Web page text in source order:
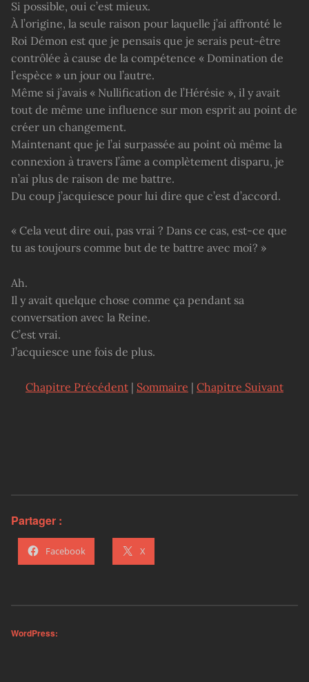
Si possible, oui c’est mieux.
À l’origine, la seule raison pour laquelle j’ai affronté le
Roi Démon est que je pensais que je serais peut-être
contrôlée à cause de la compétence « Domination de
l’espèce » un jour ou l’autre.
Même si j’avais « Nullification de l’Hérésie », il y avait
tout de même une influence sur mon esprit au point de
créer un changement.
Maintenant que je l’ai surpassée au point où même la
connexion à travers l’âme a complètement disparu, je
n’ai plus de raison de me battre.
Du coup j’acquiesce pour lui dire que c’est d’accord.
« Cela veut dire oui, pas vrai ? Dans ce cas, est-ce que
tu as toujours comme but de te battre avec moi? »
Ah.
Il y avait quelque chose comme ça pendant sa
conversation avec la Reine.
C’est vrai.
J’acquiesce une fois de plus.
Chapitre Précédent | Sommaire | Chapitre Suivant
Partager :
Facebook X
WordPress: